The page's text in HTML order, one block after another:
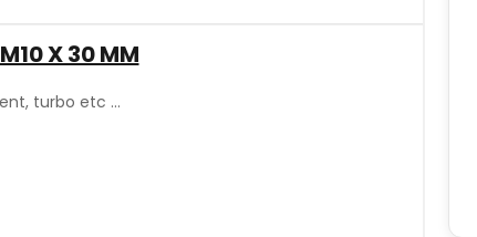
X 30 MM
turbo etc ...